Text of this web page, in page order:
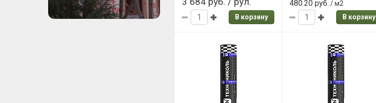
В корзину
480.20 руб. / м2
В корзину